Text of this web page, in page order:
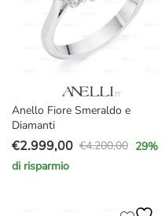
Anello Fiore Smeraldo e
Diamanti
€4.200,00
Il
prezzo
€2.999,00
Il
prezzo
29%
di risparmio